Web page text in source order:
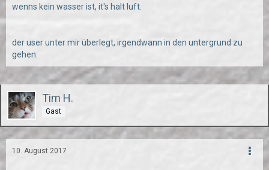
wenns kein wasser ist, it's halt luft.
der user unter mir überlegt, irgendwann in den untergrund zu
gehen.
Tim H.
Gast
10. August 2017